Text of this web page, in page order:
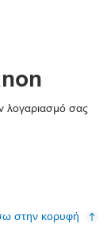
λογαριασμό σας
στην κορυφή